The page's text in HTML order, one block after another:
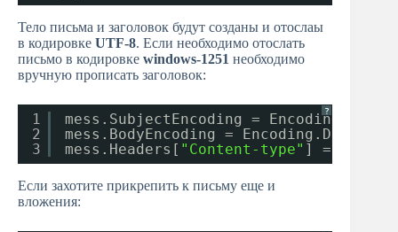
Тело письма и заголовок будут созданы и отослаы
в кодировке UTF-8. Если необходимо отослать
письмо в кодировке windows-1251 необходимо
вручную прописать заголовок:
?
1
2
3
mess.SubjectEncoding =
mess.BodyEncoding = Encoding.Default;
mess.Headers[ "Content-type" ] =
Если захотите прикрепить к письму еще и
вложения: